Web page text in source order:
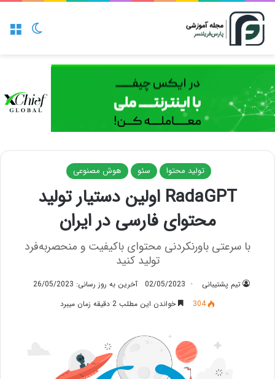
تغییر
تولید محتوا سئو هوش مصنوعی
RadaGPT اولین دستیار تولید
محتوای فارسی در ایران
با سرعتی باورنکردنی محتوای باکیفیت و منحصربه‌فرد
تولید کنید
تیم پشتیبانی 02/05/2023
آخرین به روز رسانی: 26/05/2023
304
خواندن این مطلب 2 دقیقه زمان میبرد